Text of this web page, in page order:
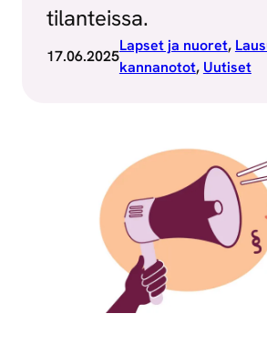
tilanteissa.
17.06.2025
Lapset ja nuoret,
kannanotot, Uutiset